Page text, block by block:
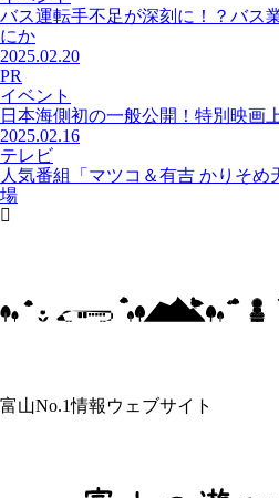
バス運転手不足が深刻に！？バス
にか
2025.02.20
PR
イベント
日本海側初の一般公開！特別映画
2025.02.16
テレビ
人気番組「マツコ＆有吉 かりそめ
場
富山No.1情報ウェブサイト